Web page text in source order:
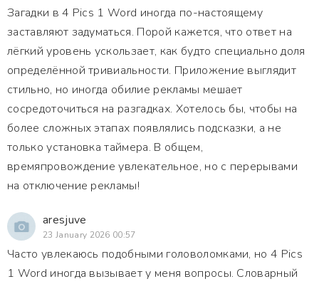
Загадки в 4 Pics 1 Word иногда по-настоящему
заставляют задуматься. Порой кажется, что ответ на
лёгкий уровень ускользает, как будто специально доля
определённой тривиальности. Приложение выглядит
стильно, но иногда обилие рекламы мешает
сосредоточиться на разгадках. Хотелось бы, чтобы на
более сложных этапах появлялись подсказки, а не
только установка таймера. В общем,
времяпровождение увлекательное, но с перерывами
на отключение рекламы!
aresjuve
23 January 2026 00:57
Часто увлекаюсь подобными головоломками, но 4 Pics
1 Word иногда вызывает у меня вопросы. Словарный